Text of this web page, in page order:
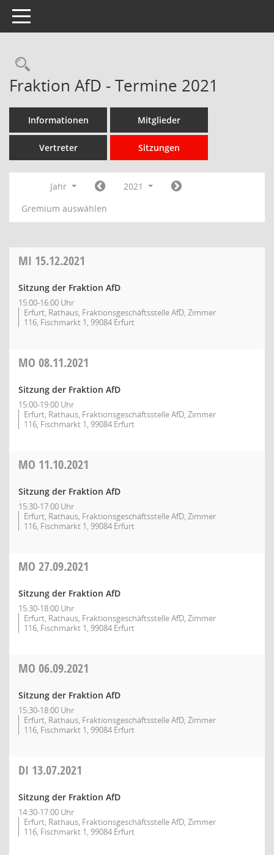
Toggle navigation
Rechercheauswahl
Fraktion AfD - Termine 2021
Informationen Mitglieder
Vertreter Sitzungen
Jahr
2021
Gremium auswählen
MI 15.12.2021
Sitzung der Fraktion AfD
15:00-16:00 Uhr
Erfurt, Rathaus, Fraktionsgeschäftsstelle AfD, Zimmer
116, Fischmarkt 1, 99084 Erfurt
MO 08.11.2021
Sitzung der Fraktion AfD
15:00-19:00 Uhr
Erfurt, Rathaus, Fraktionsgeschäftsstelle AfD, Zimmer
116, Fischmarkt 1, 99084 Erfurt
MO 11.10.2021
Sitzung der Fraktion AfD
15:30-17:00 Uhr
Erfurt, Rathaus, Fraktionsgeschäftsstelle AfD, Zimmer
116, Fischmarkt 1, 99084 Erfurt
MO 27.09.2021
Sitzung der Fraktion AfD
15:30-18:00 Uhr
Erfurt, Rathaus, Fraktionsgeschäftsstelle AfD, Zimmer
116, Fischmarkt 1, 99084 Erfurt
MO 06.09.2021
Sitzung der Fraktion AfD
15:30-18:00 Uhr
Erfurt, Rathaus, Fraktionsgeschäftsstelle AfD, Zimmer
116, Fischmarkt 1, 99084 Erfurt
DI 13.07.2021
Sitzung der Fraktion AfD
14:30-17:00 Uhr
Erfurt, Rathaus, Fraktionsgeschäftsstelle AfD, Zimmer
116, Fischmarkt 1, 99084 Erfurt